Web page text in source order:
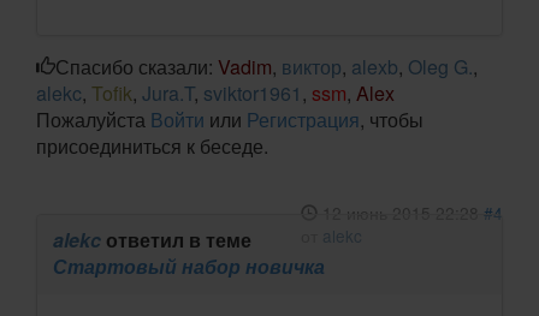
Спасибо сказали: Vadim, виктор, alexb, Oleg G.,
alekc, Tofik, Jura.T, sviktor1961 , ssm, Alex
Пожалуйста Войти или Регистрация, чтобы
присоединиться к беседе.
12 июнь 2015 22:28 #4
alekc
alekc ответил в теме
Стартовый набор новичка